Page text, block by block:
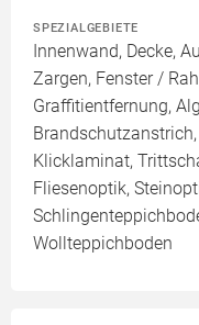
SPEZIALGEBIETE
Innenwand, Decke,
Zargen, Fenster /
Graffitientfernung,
Klicklaminat,
Fliesenoptik,
Wollteppichboden